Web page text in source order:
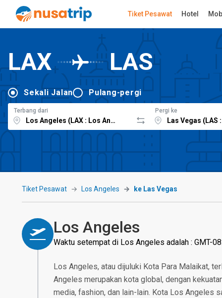
Tiket Pesawat Hotel
LAX LAS
Sekali Jalan Pulang-pergi
Terbang dari Pergi ke
Tiket Pesawat Los Angeles ke Las Vegas
Los Angeles
Waktu setempat di Los Angeles adalah : GMT-
Los Angeles, atau dijuluki Kota Para Malaikat,
Angeles merupakan kota global, dengan
media, fashion, dan lain-lain. Kota Los Angeles